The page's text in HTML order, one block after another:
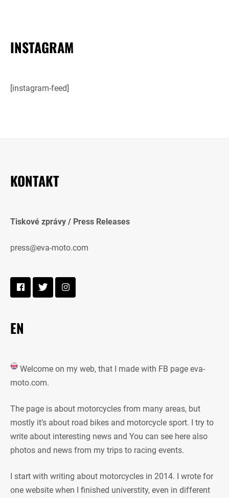
INSTAGRAM
[instagram-feed]
KONTAKT
Tiskové zprávy / Press Releases
press@eva-moto.com
EN
Welcome on my web, that I made with FB page eva-
moto.com.
The page is about motorcycles from many areas, but
mostly it’s about road bikes and motorcycle sport. I try to
write about interesting news and You can see here also
photos and news from my trips to racing events.
I start with writing about motorcycles in 2014. I wrote for
one website when I finished universtity, even in different